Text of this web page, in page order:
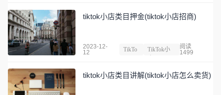
tiktok小店类目押金(tiktok小店招商)
2023-12-
12
TikTo
TikTok小
阅读
1499
tiktok小店类目讲解(tiktok小店怎么卖货)